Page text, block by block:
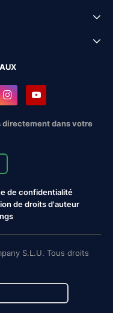
directement dans votre
de confidentialité
de droits d'auteur
S.L.U. Tous droits